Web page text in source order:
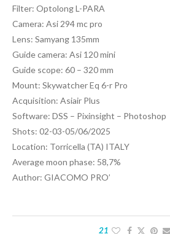
Filter: Optolong L-PARA
Camera: Asi 294 mc pro
Lens: Samyang 135mm
Guide camera: Asi 120 mini
Guide scope: 60 – 320 mm
Mount: Skywatcher Eq 6-r Pro
Acquisition: Asiair Plus
Software: DSS – Pixinsight – Photoshop
Shots: 02-03-05/06/2025
Location: Torricella (TA) ITALY
Average moon phase: 58,7%
Author: GIACOMO PRO’
21